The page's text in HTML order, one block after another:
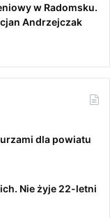
w Radomsku.
Andrzejczak
dla powiatu
Nie żyje 22-letni